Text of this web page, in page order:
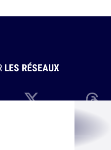
LES RÉSEAUX